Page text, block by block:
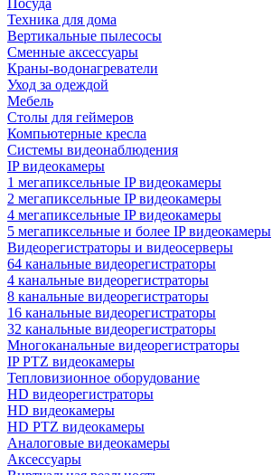
Техника для дома
Вертикальные пылесосы
Сменные аксессуары
Краны-водонагреватели
Уход за одеждой
Мебель
Столы для геймеров
Компьютерные кресла
Системы видеонаблюдения
IP видеокамеры
1 мегапиксельные IP видеокамеры
2 мегапиксельные IP видеокамеры
4 мегапиксельные IP видеокамеры
5 мегапиксельные и более IP видеокамеры
Видеорегистраторы и видеосерверы
64 канальные видеорегистраторы
4 канальные видеорегистраторы
8 канальные видеорегистраторы
16 канальные видеорегистраторы
32 канальные видеорегистраторы
Многоканальные видеорегистраторы
IP PTZ видеокамеры
Тепловизионное оборудование
HD видеорегистраторы
HD видеокамеры
HD PTZ видеокамеры
Аналоговые видеокамеры
Аксессуары